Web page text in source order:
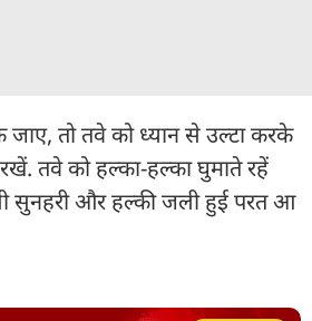
तो तवे को ध्यान से उल्टा करके
तवे को हल्का-हल्का घुमाते रहें
सुनहरी और हल्की जली हुई परत आ